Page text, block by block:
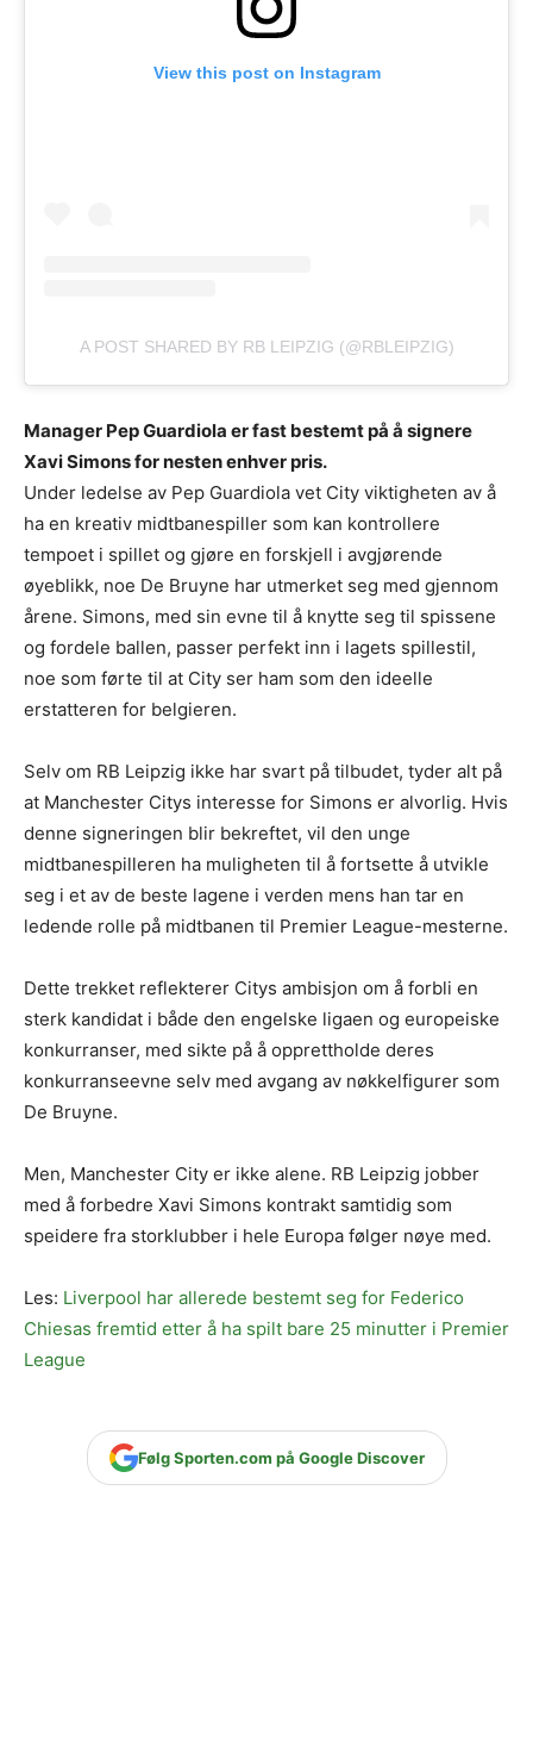
View this post on Instagram
A POST SHARED BY RB LEIPZIG (@RBLEIPZIG)
Manager Pep Guardiola er fast bestemt på å signere
Xavi Simons for nesten enhver pris.
Under ledelse av Pep Guardiola vet City viktigheten av å
ha en kreativ midtbanespiller som kan kontrollere
tempoet i spillet og gjøre en forskjell i avgjørende
øyeblikk, noe De Bruyne har utmerket seg med gjennom
årene. Simons, med sin evne til å knytte seg til spissene
og fordele ballen, passer perfekt inn i lagets spillestil,
noe som førte til at City ser ham som den ideelle
erstatteren for belgieren.
Selv om RB Leipzig ikke har svart på tilbudet, tyder alt på
at Manchester Citys interesse for Simons er alvorlig. Hvis
denne signeringen blir bekreftet, vil den unge
midtbanespilleren ha muligheten til å fortsette å utvikle
seg i et av de beste lagene i verden mens han tar en
ledende rolle på midtbanen til Premier League-mesterne.
Dette trekket reflekterer Citys ambisjon om å forbli en
sterk kandidat i både den engelske ligaen og europeiske
konkurranser, med sikte på å opprettholde deres
konkurranseevne selv med avgang av nøkkelfigurer som
De Bruyne.
Men, Manchester City er ikke alene. RB Leipzig jobber
med å forbedre Xavi Simons kontrakt samtidig som
speidere fra storklubber i hele Europa følger nøye med.
Les: Liverpool har allerede bestemt seg for Federico
Chiesas fremtid etter å ha spilt bare 25 minutter i Premier
League
Følg Sporten.com på Google Discover